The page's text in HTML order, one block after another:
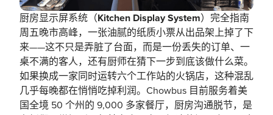
厨房显示屏系统（Kitchen Display System）完全指南
周五晚市高峰，一张油腻的纸质小票从出品架上掉了下
来——这不只是弄脏了台面，而是一份丢失的订单、一
桌不满的客人，还有厨师在猜下一步到底该做什么菜。
如果换成一家同时运转六个工作站的火锅店，这种混乱
几乎每晚都在悄悄吃掉利润。Chowbus 目前服务着美
国全境 50 个州的 9,000 多家餐厅，厨房沟通脱节，是